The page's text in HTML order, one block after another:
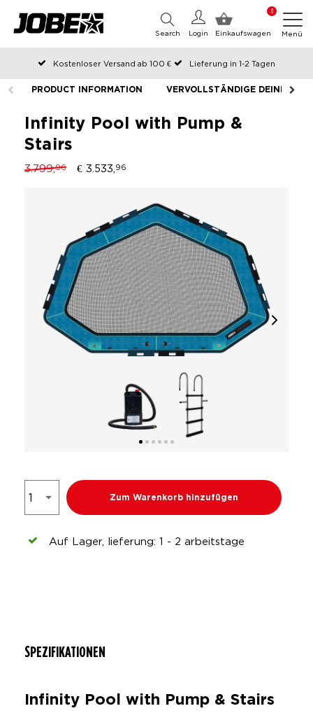
0
Einkaufswagen
Login
Search Menü
Kostenloser Versand ab 100 €
Lieferung in 1-2 Tagen
An Werktagen vor 12:00 Uhr bestellt, noch am selben Tag versendet
Zahlen Sie später oder in Teilen
PRODUCT INFORMATION VERVOLLSTÄNDIGE DEINE
Infinity Pool with Pump &
Stairs
3.799,96 € 3.533, 96
Zum Warenkorb hinzufügen
Auf Lager, lieferung: 1 - 2 arbeitstage
SPEZIFIKATIONEN
Infinity Pool with Pump & Stairs